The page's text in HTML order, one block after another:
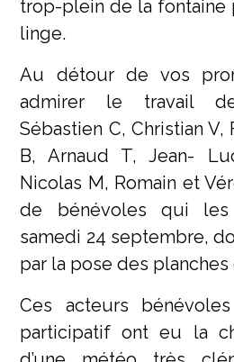
trop-plein de la fontaine
linge.
Au détour de vos
admirer le travail
Sébastien C, Christian V,
B, Arnaud T, Jean-
Nicolas M, Romain et
de bénévoles qui
samedi 24 septembre,
par la pose des
Ces acteurs
participatif ont eu la